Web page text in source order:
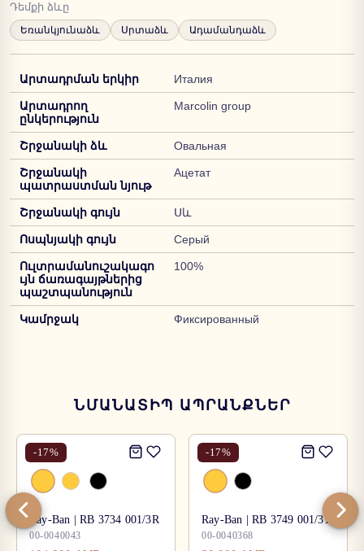
Դեմքի ձևը
Եռանկյունաձև Սրտաձև Ադամանդաձև
Արտադրման երկիր Италия
Արտադրող
ընկերություն
Marcolin group
Շրջանակի ձև Овальная
Շրջանակի
պատրաստման նյութ
Ацетат
Շրջանակի գույն Սև
Ոսպնյակի գույն Серый
Ուլտրամանուշակագո
ւյն ճառագայթներից
պաշտպանություն
100%
Կամրջակ Фиксированный
ՆՄԱՆԱՏԻՊ ԱՊՐԱՆՔՆԵՐ
-17%
Ray-Ban | RB 3734 001/3R
00-0040043
-17%
Ray-Ban | RB 3749 001/31
00-0040368